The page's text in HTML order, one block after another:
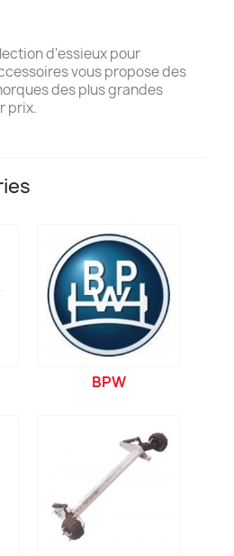
d'essieux pour
vous propose des
des plus grandes
prix.
BPW